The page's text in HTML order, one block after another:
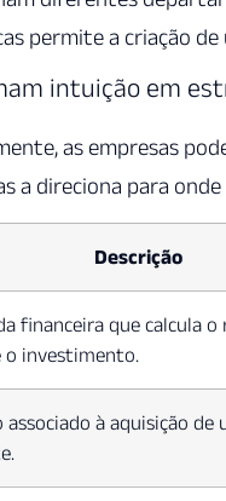
permite a criação
intuição em
as empresas
a direciona para
Descrição
financeira que calcula
o investimento.
associado à aquisição de